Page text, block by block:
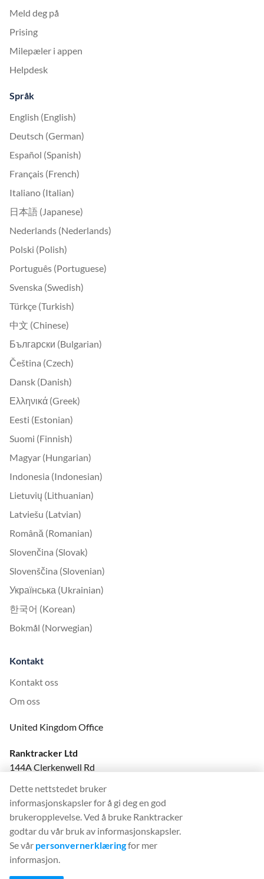
Meld deg på
Prising
Milepæler i appen
Helpdesk
Språk
English (English)
Deutsch (German)
Español (Spanish)
Français (French)
Italiano (Italian)
日本語 (Japanese)
Nederlands (Nederlands)
Polski (Polish)
Português (Portuguese)
Svenska (Swedish)
Türkçe (Turkish)
中文 (Chinese)
Български (Bulgarian)
Čeština (Czech)
Dansk (Danish)
Ελληνικά (Greek)
Eesti (Estonian)
Suomi (Finnish)
Magyar (Hungarian)
Indonesia (Indonesian)
Lietuvių (Lithuanian)
Latviešu (Latvian)
Română (Romanian)
Slovenčina (Slovak)
Slovenščina (Slovenian)
Українська (Ukrainian)
한국어 (Korean)
Bokmål (Norwegian)
Kontakt
Kontakt oss
Om oss
United Kingdom Office
Ranktracker Ltd
144A Clerkenwell Rd
Company No: 08820809
felix@ranktracker.com
2015 -
Dette nettstedet bruker
informasjonskapsler for å gi deg en god
brukeropplevelse. Ved å bruke Ranktracker
godtar du vår bruk av informasjonskapsler.
Se vår personvernerklæringfor mer
informasjon.